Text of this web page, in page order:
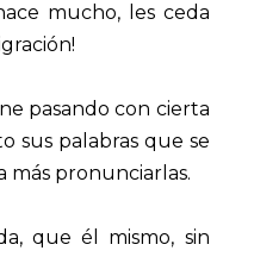
mucho, les ceda
pasando con cierta
sus palabras que se
más pronunciarlas.
que él mismo, sin